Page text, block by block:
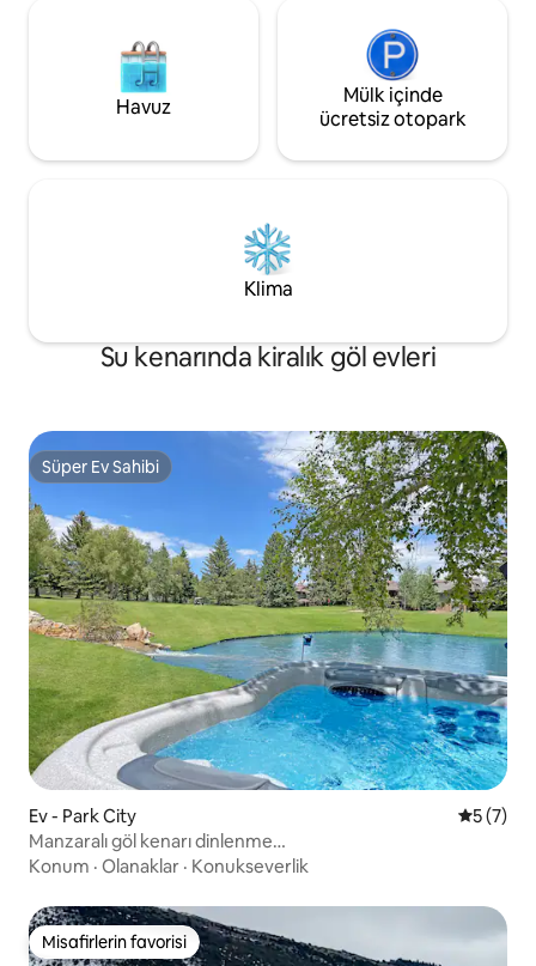
Havuz
Mülk içinde
ücretsiz otopark
Klima
Su kenarında kiralık göl evleri
Süper Ev Sahibi
Süper Ev Sahibi
Ev - Park City 55 (7)
Manzaralı göl kenarı dinlenme
yeri•Jakuzi•Barbekü•Teraslar
Konum · Olanaklar · Konukseverlik
Misafirlerin favorisi
Misafirlerin favorisi